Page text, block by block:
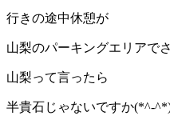
行きの途中休憩が
山梨のパーキングエリアで
山梨って言ったら
半貴石じゃないですか(*^-